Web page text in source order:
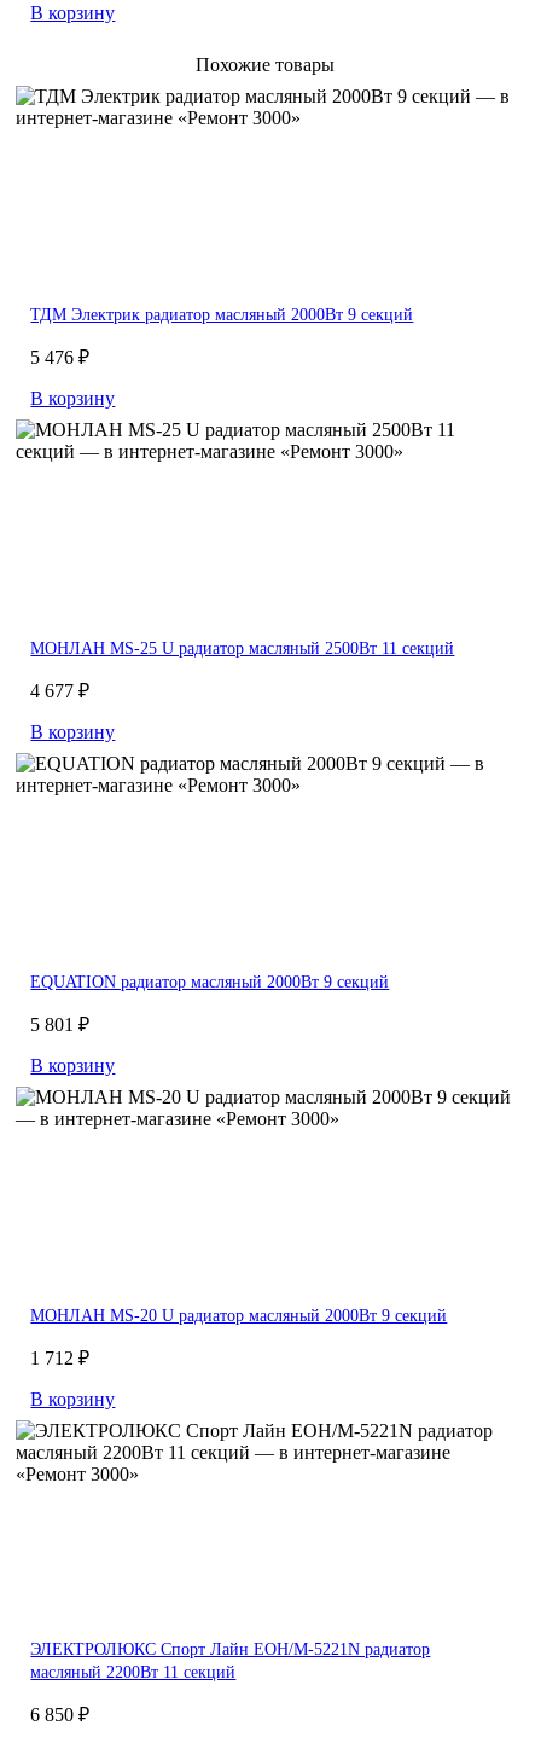
В корзину
Похожие товары
ТДМ Электрик радиатор масляный 2000Вт 9 секций
5 476 ₽
В корзину
МОНЛАН MS-25 U радиатор масляный 2500Вт 11 секций
4 677 ₽
В корзину
EQUATION радиатор масляный 2000Вт 9 секций
5 801 ₽
В корзину
МОНЛАН MS-20 U радиатор масляный 2000Вт 9 секций
1 712 ₽
В корзину
ЭЛЕКТРОЛЮКС Спорт Лайн EOH/M-5221N радиатор
масляный 2200Вт 11 секций
6 850 ₽